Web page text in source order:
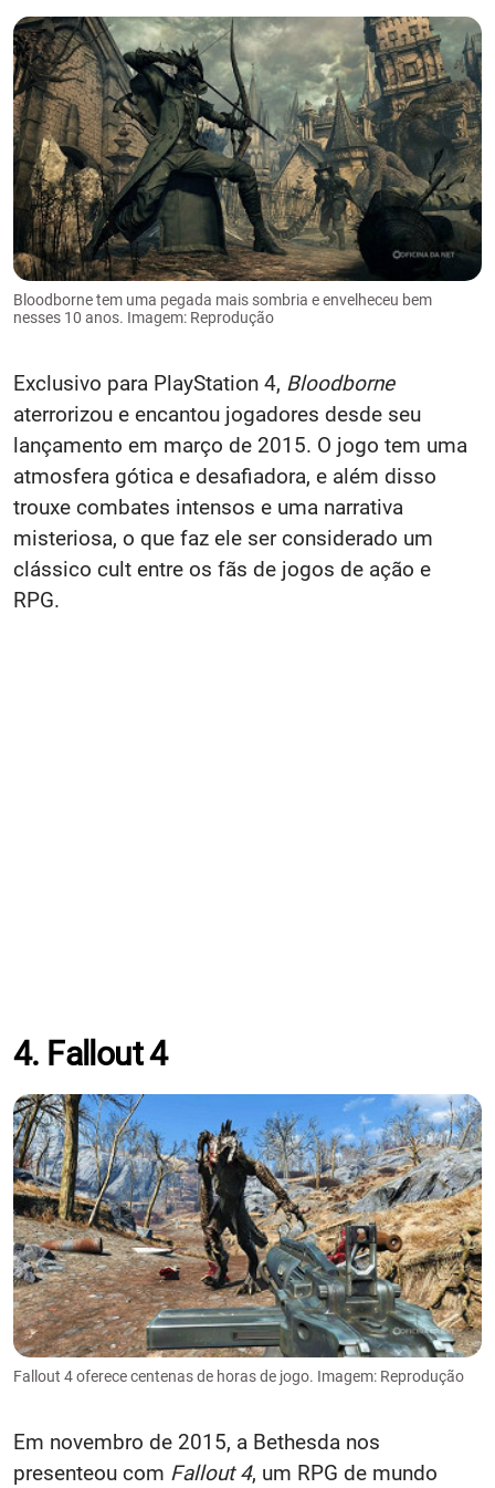
Bloodborne tem uma pegada mais sombria e envelheceu bem
nesses 10 anos. Imagem: Reprodução
Exclusivo para PlayStation 4, Bloodborne
aterrorizou e encantou jogadores desde seu
lançamento em março de 2015. O jogo tem uma
atmosfera gótica e desafiadora, e além disso
trouxe combates intensos e uma narrativa
misteriosa, o que faz ele ser considerado um
clássico cult entre os fãs de jogos de ação e
RPG.
4. Fallout 4
Fallout 4 oferece centenas de horas de jogo. Imagem: Reprodução
Em novembro de 2015, a Bethesda nos
presenteou com Fallout 4, um RPG de mundo